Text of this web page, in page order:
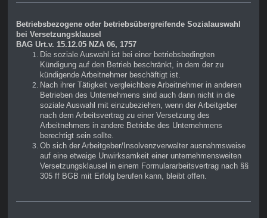
Betriebsbezogene oder betriebsübergreifende Sozialauswahl
bei Versetzungsklausel
BAG Urt.v. 15.12.05 NZA 06, 1757
Die soziale Auswahl ist bei einer betriebsbedingten
Kündigung auf den Betrieb beschränkt, in dem der zu
kündigende Arbeitnehmer beschäftigt ist.
Nach ihrer Tätigkeit vergleichbare Arbeitnehmer in anderen
Betrieben des Unternehmens sind auch dann nicht in die
soziale Auswahl mit einzubeziehen, wenn der Arbeitgeber
nach dem Arbeitsvertrag zu einer Versetzung des
Arbeitnehmers in andere Betriebe des Unternehmens
berechtigt sein sollte.
Ob sich der Arbeitgeber/Insolvenzverwalter ausnahmsweise
auf eine etwaige Unwirksamkeit einer unternehmensweiten
Versetzungsklausel in einem Formulararbeitsvertrag nach §§
305 ff BGB mit Erfolg berufen kann, bleibt offen.